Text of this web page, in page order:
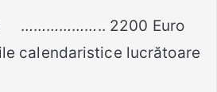
……………….. 2200 Euro
calendaristice lucrătoare